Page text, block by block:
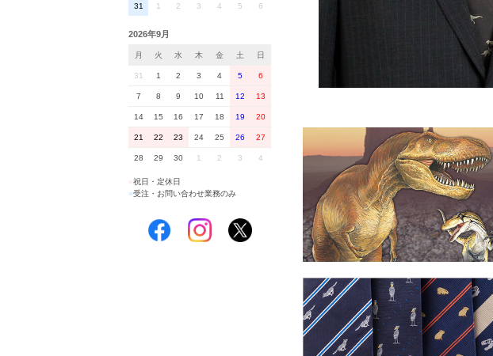
31 1 2 3 4 5 6
2026年9月
月 火 水 木 金 土 日
31 1 2 3 4 5 6
7 8 9 10 11 12 13
14 15 16 17 18 19 20
21 22 23 24 25 26 27
28 29 30 1 2 3 4
祝日・定休日
■受注・お問い合わせ業務のみ